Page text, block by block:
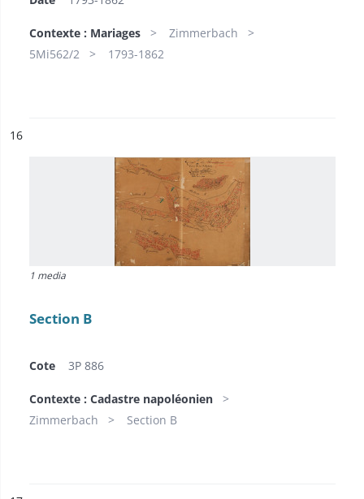
Contexte : Mariages
Zimmerbach
5Mi562/2
1793-1862
n°
16
1 media
Section B
Cote 3P 886
Contexte : Cadastre napoléonien
Zimmerbach
Section B